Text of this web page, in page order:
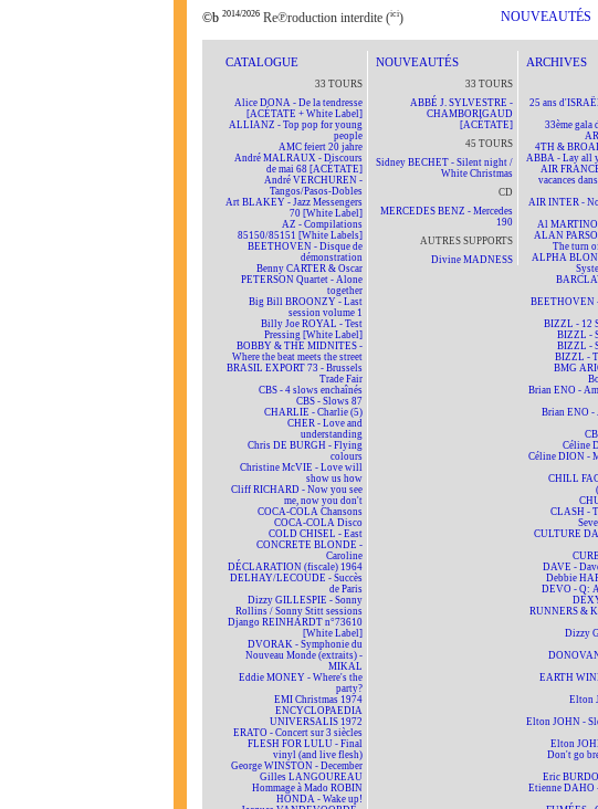
©b 2014/2026 Re℗roduction interdite (ici) NOUVEAUTÉS
CATALOGUE
33 TOURS
Alice DONA - De la tendresse
[ACÉTATE + White Label]
ALLIANZ - Top pop for young
people
AMC feiert 20 jahre
André MALRAUX - Discours
de mai 68 [ACÉTATE]
André VERCHUREN -
Tangos/Pasos-Dobles
Art BLAKEY - Jazz Messengers
70 [White Label]
AZ - Compilations
85150/85151 [White Labels]
BEETHOVEN - Disque de
démonstration
Benny CARTER & Oscar
PETERSON Quartet - Alone
together
Big Bill BROONZY - Last
session volume 1
Billy Joe ROYAL - Test
Pressing [White Label]
BOBBY & THE MIDNITES -
Where the beat meets the street
BRASIL EXPORT 73 - Brussels
Trade Fair
CBS - 4 slows enchaînés
CBS - Slows 87
CHARLIE - Charlie (5)
CHER - Love and
understanding
Chris DE BURGH - Flying
colours
Christine McVIE - Love will
show us how
Cliff RICHARD - Now you see
me, now you don't
COCA-COLA Chansons
COCA-COLA Disco
COLD CHISEL - East
CONCRETE BLONDE -
Caroline
DÉCLARATION (fiscale) 1964
DELHAY/LECOUDE - Succès
de Paris
Dizzy GILLESPIE - Sonny
Rollins / Sonny Stitt sessions
Django REINHARDT n°73610
[White Label]
DVORAK - Symphonie du
Nouveau Monde (extraits) -
MIKAL
Eddie MONEY - Where's the
party?
EMI Christmas 1974
ENCYCLOPAEDIA
UNIVERSALIS 1972
ERATO - Concert sur 3 siècles
FLESH FOR LULU - Final
vinyl (and live flesh)
George WINSTON - December
Gilles LANGOUREAU
Hommage à Mado ROBIN
HONDA - Wake up!
NOUVEAUTÉS
33 TOURS
ABBÉ J. SYLVESTRE -
CHAMBORIGAUD
[ACÉTATE]
45 TOURS
Sidney BECHET - Silent night /
White Christmas
CD
MERCEDES BENZ - Mercedes
190
AUTRES SUPPORTS
Divine MADNESS
ARCHIVES
25 ans
33ème gala
4TH &
ABBA - Lay all
AIR
vacances
AIR INTER -
Al MARTINO
ALAN
The turn
ALPHA
BEETHOVEN
BIZZL - 12
BIZZL -
BIZZL -
BIZZL -
BMG
Brian ENO -
Brian ENO -
Céline
Céline DION -
CHILL
CLASH -
CULTURE
DAVE -
Debbie
DEVO - Q:
RUNNERS &
Dizzy
EARTH
Elton
Elton JOHN -
Elton
Don't go
Eric
Etienne DAHO